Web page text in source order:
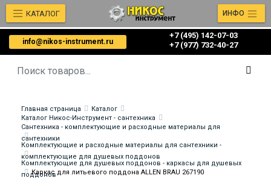
info@nikos-instrument.ru
+7 (495) 142-07-03
‎‎+7 (977) 732-40-27
КАТАЛОГ ИНФО
Главная страница
Каталог
Каталог Никос-Инструмент - сантехника
Сантехника - комплектующие и расходные материалы для
сантехники
Комплектующие и расходные материалы для сантехники -
комплектующие для душевых поддонов
Комплектующие для душевых поддонов - каркасы для душевых
поддонов
Каркас для литьевого поддона ALLEN BRAU 267190